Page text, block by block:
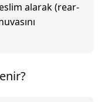
alarak (rear-